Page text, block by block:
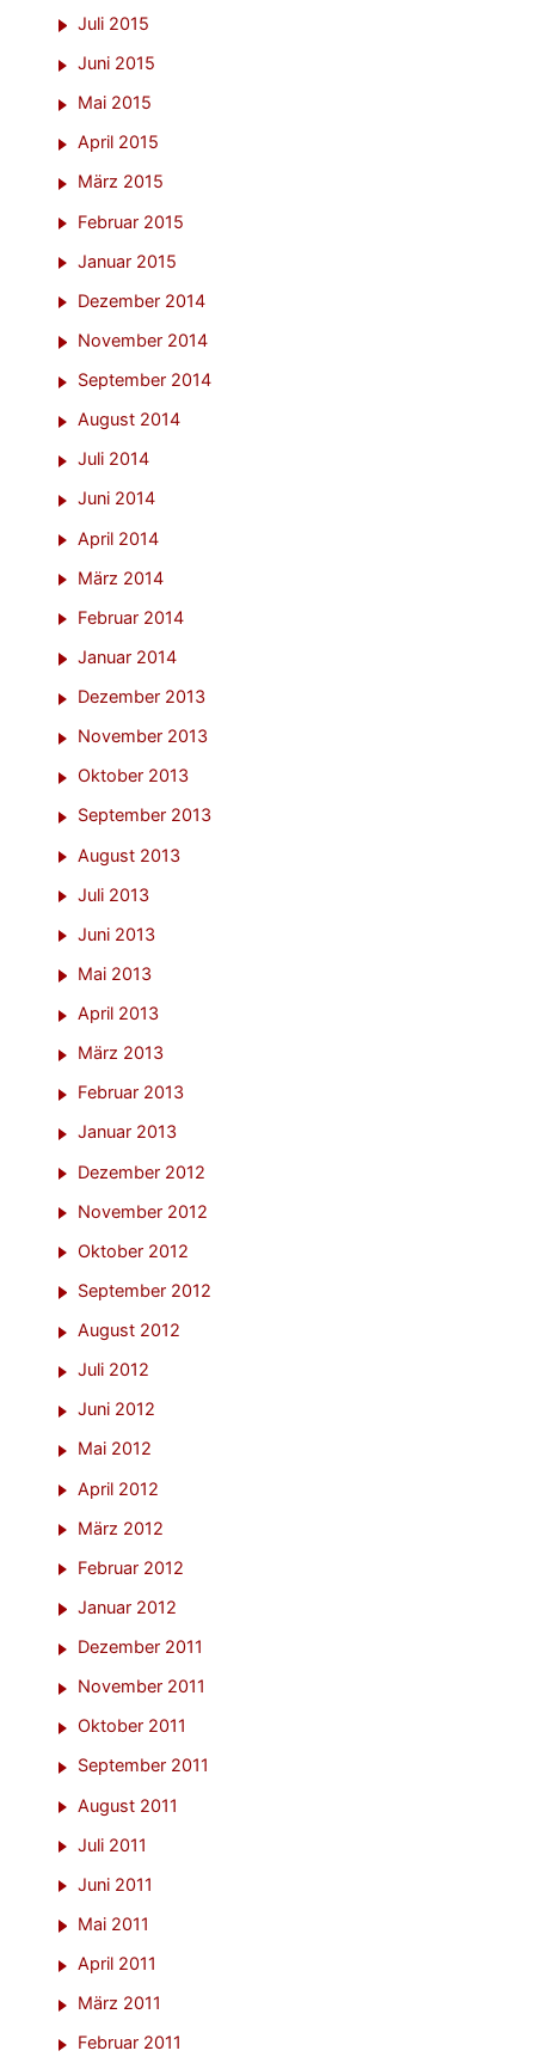
Juli 2015
Juni 2015
Mai 2015
April 2015
März 2015
Februar 2015
Januar 2015
Dezember 2014
November 2014
September 2014
August 2014
Juli 2014
Juni 2014
April 2014
März 2014
Februar 2014
Januar 2014
Dezember 2013
November 2013
Oktober 2013
September 2013
August 2013
Juli 2013
Juni 2013
Mai 2013
April 2013
März 2013
Februar 2013
Januar 2013
Dezember 2012
November 2012
Oktober 2012
September 2012
August 2012
Juli 2012
Juni 2012
Mai 2012
April 2012
März 2012
Februar 2012
Januar 2012
Dezember 2011
November 2011
Oktober 2011
September 2011
August 2011
Juli 2011
Juni 2011
Mai 2011
April 2011
März 2011
Februar 2011